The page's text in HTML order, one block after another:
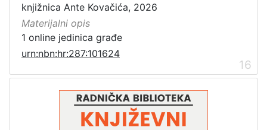
knjižnica Ante Kovačića, 2026
Materijalni opis
1 online jedinica građe
urn:nbn:hr:287:101624
16